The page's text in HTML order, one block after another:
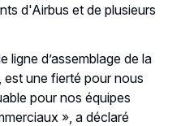
d'Airbus et de plusieurs
ligne d’assemblage de la
une fierté pour nous
pour nos équipes
», a déclaré